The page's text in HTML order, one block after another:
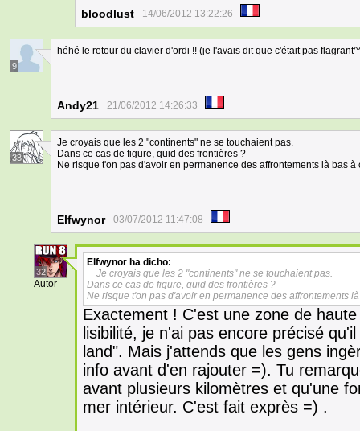
bloodlust 14/06/2012 13:22:26
9
héhé le retour du clavier d'ordi !! (je l'avais dit que c'était pas
Andy21 21/06/2012 14:26:33
33
Je croyais que les 2 "continents" ne se touchaient pas.
Dans ce cas de figure, quid des frontières ?
Ne risque t'on pas d'avoir en permanence des affrontements là bas à
Elfwynor 03/07/2012 11:47:08
32
Autor
Elfwynor ha dicho:
Je croyais que les 2 "continents" ne se touchaient pas.
Dans ce cas de figure, quid des frontières ?
Ne risque t'on pas d'avoir en permanence des affrontements
Exactement ! C'est une zone de
lisibilité, je n'ai pas encore précisé
land". Mais j'attends que les gens
info avant d'en rajouter =). Tu
avant plusieurs kilomètres et qu'une
mer intérieur. C'est fait exprès =) .